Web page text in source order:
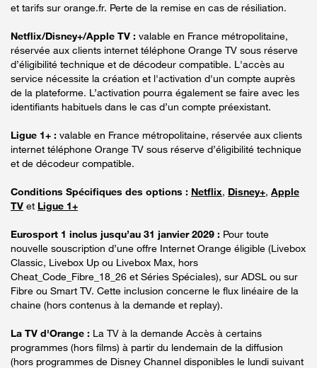
et tarifs sur orange.fr. Perte de la remise en cas de résiliation.
Netflix/Disney+/Apple TV : valable en France métropolitaine,
réservée aux clients internet téléphone Orange TV sous réserve
d’éligibilité technique et de décodeur compatible. L'accès au
service nécessite la création et l'activation d'un compte auprès
de la plateforme. L’activation pourra également se faire avec les
identifiants habituels dans le cas d’un compte préexistant.
Ligue 1+ : valable en France métropolitaine, réservée aux clients
internet téléphone Orange TV sous réserve d’éligibilité technique
et de décodeur compatible.
Conditions Spécifiques des options : Netflix, Disney+, Apple
TV et Ligue 1+
Eurosport 1 inclus jusqu’au 31 janvier 2029 : Pour toute
nouvelle souscription d’une offre Internet Orange éligible (Livebox
Classic, Livebox Up ou Livebox Max, hors
Cheat_Code_Fibre_18_26 et Séries Spéciales), sur ADSL ou sur
Fibre ou Smart TV. Cette inclusion concerne le flux linéaire de la
chaine (hors contenus à la demande et replay).
La TV d'Orange : La TV à la demande Accès à certains
programmes (hors films) à partir du lendemain de la diffusion
(hors programmes de Disney Channel disponibles le lundi suivant